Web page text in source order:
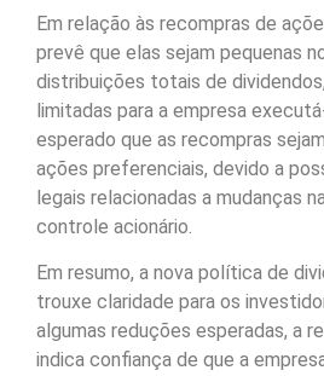
Em relação às recompras de
prevê que elas sejam pequenas
distribuições totais de
limitadas para a empresa
esperado que as recompras
ações preferenciais, devido a
legais relacionadas a mudanças
controle acionário.
Em resumo, a nova política de
trouxe claridade para os
algumas reduções esperadas, a
indica confiança de que a